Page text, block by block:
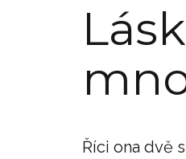
Říci ona dvě